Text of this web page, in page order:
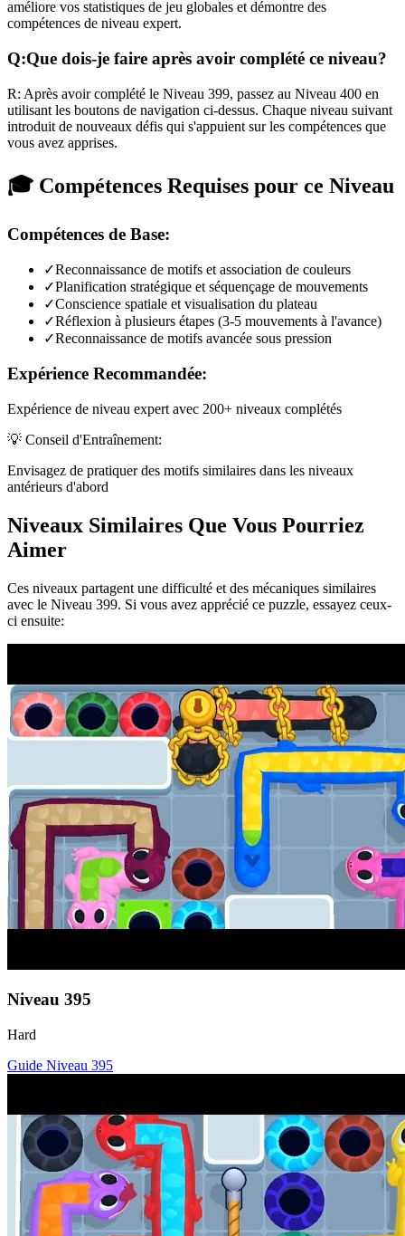
améliore vos statistiques de jeu globales et démontre des
compétences de niveau expert.
Q:Que dois-je faire après avoir complété ce niveau?
R: Après avoir complété le Niveau 399, passez au Niveau 400 en
utilisant les boutons de navigation ci-dessus. Chaque niveau suivant
introduit de nouveaux défis qui s'appuient sur les compétences que
vous avez apprises.
🎓 Compétences Requises pour ce Niveau
Compétences de Base:
✓Reconnaissance de motifs et association de couleurs
✓Planification stratégique et séquençage de mouvements
✓Conscience spatiale et visualisation du plateau
✓Réflexion à plusieurs étapes (3-5 mouvements à l'avance)
✓Reconnaissance de motifs avancée sous pression
Expérience Recommandée:
Expérience de niveau expert avec 200+ niveaux complétés
💡 Conseil d'Entraînement:
Envisagez de pratiquer des motifs similaires dans les niveaux
antérieurs d'abord
Niveaux Similaires Que Vous Pourriez
Aimer
Ces niveaux partagent une difficulté et des mécaniques similaires
avec le Niveau 399. Si vous avez apprécié ce puzzle, essayez ceux-
ci ensuite:
Niveau 395
Hard
Guide Niveau 395